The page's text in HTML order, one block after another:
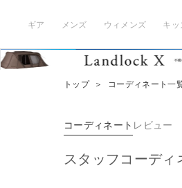
ギア メンズ ウィメンズ キッ
トップ ＞ コーディネート一
コーディネート レビュー
スタッフコーディ